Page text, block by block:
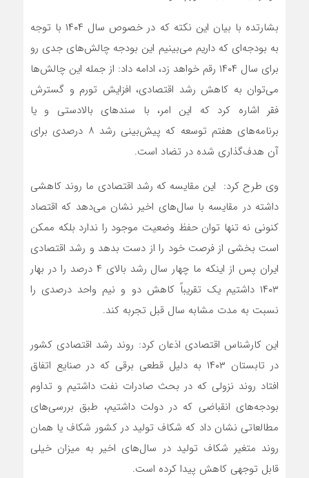
بشارتده با بیان این نکته که در خصوص سال ۱۴۰۴ با توجه
به بودجه‌ای که داریم می‌بینیم این بودجه چالش‌های جدی رو
برای سال ۱۴۰۴ رقم خواهد زد، ادامه داد: از جمله این چالش‌ها
می‌توان به کاهش رشد اقتصادی، افزایش تورم و گسترش
فقر اشاره کرد که این امر، با سندهای بالادستی و یا
برنامه‌های هفتم توسعه که پیش‌بینی رشد ۸ درصدی برای
آن هدف‌گذاری شده در تضاد است.
وی طرح کرد: این مقایسه که رشد اقتصادی ما روند کاهشی
داشته در مقایسه با سال‌های اخیر نشان می‌دهد که اقتصاد
کنونی نه تنها توان حفظ وضعیت موجود را ندارد بلکه ممکن
است بخشی از فرصت خود را از دست بدهد و رشد اقتصادی
ایران پس از اینکه ما چهار سال رشد بالای ۴ درصد را در بهار
۱۴۰۳ داشتیم یک تقریباً کاهش دو و نیم واحد درصدی را
نسبت به مدت مشابه سال قبل تجربه کند.
این کارشناس اقتصادی اذعان کرد: روند رشد اقتصادی کشور
در تابستان ۱۴۰۳ به دلیل قطعی برقی که در صنایع اتفاق
افتاد روند نزولی که در بحث صادرات نفت داشتیم و تداوم
بودجه‌های انقباضی که در دولت داشتیم، طبق بررسی‌های
مطالعاتی نشان داد که شکاف تولید در کشور شکاف یا همان
روند متغیر شکاف تولید در سال‌های اخیر به میزان خیلی
قابل توجهی کاهش پیدا کرده است.